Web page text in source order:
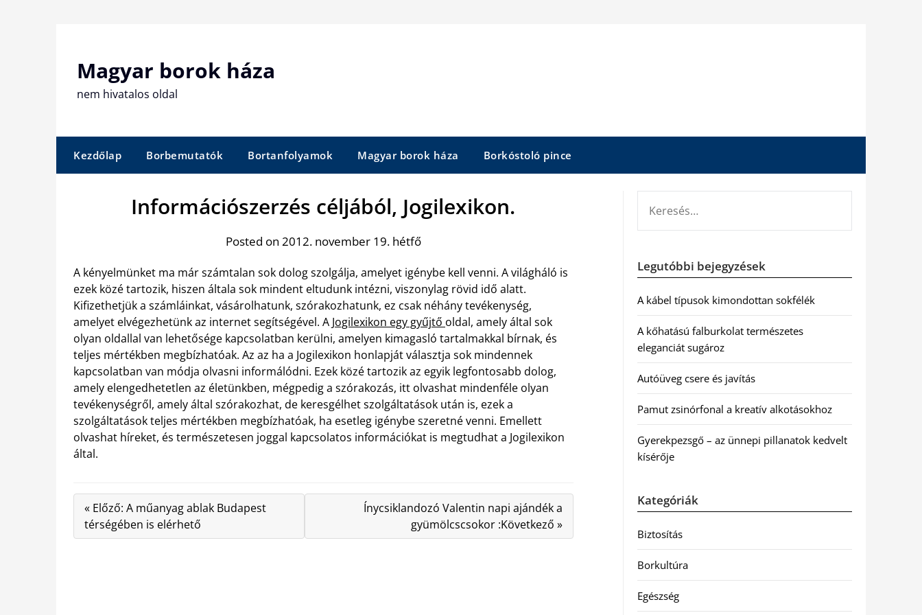
Magyar borok háza
nem hivatalos oldal
Kezdőlap Borbemutatók Bortanfolyamok Magyar borok háza Borkóstoló pince
Információszerzés céljából, Jogilexikon.
Posted on 2012. november 19. hétfő
A kényelmünket ma már számtalan sok dolog szolgálja, amelyet igénybe kell venni. A világháló is
ezek közé tartozik, hiszen általa sok mindent eltudunk intézni, viszonylag rövid idő alatt.
Kifizethetjük a számláinkat, vásárolhatunk, szórakozhatunk, ez csak néhány tevékenység,
amelyet elvégezhetünk az internet segítségével. A Jogilexikon egy gyűjtő oldal, amely által sok
olyan oldallal van lehetősége kapcsolatban kerülni, amelyen kimagasló tartalmakkal bírnak, és
teljes mértékben megbízhatóak. Az az ha a Jogilexikon honlapját választja sok mindennek
kapcsolatban van módja olvasni informálódni. Ezek közé tartozik az egyik legfontosabb dolog,
amely elengedhetetlen az életünkben, mégpedig a szórakozás, itt olvashat mindenféle olyan
tevékenységről, amely által szórakozhat, de keresgélhet szolgáltatások után is, ezek a
szolgáltatások teljes mértékben megbízhatóak, ha esetleg igénybe szeretné venni. Emellett
olvashat híreket, és természetesen joggal kapcsolatos információkat is megtudhat a Jogilexikon
által.
« Előző: A műanyag ablak Budapest
térségében is elérhető
Ínycsiklandozó Valentin napi ajándék a
gyümölcscsokor :Következő »
Legutóbbi bejegyzések
A kábel típusok kimondottan sokfélék
A kőhatású falburkolat természetes
eleganciát sugároz
Autóüveg csere és javítás
Pamut zsinórfonal a kreatív alkotásokhoz
Gyerekpezsgő – az ünnepi pillanatok kedvelt
kísérője
Kategóriák
Biztosítás
Borkultúra
Egészség